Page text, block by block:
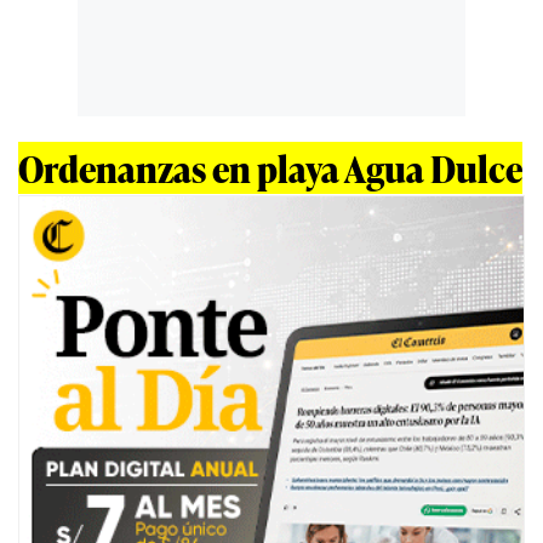
Ordenanzas en playa Agua Dulce